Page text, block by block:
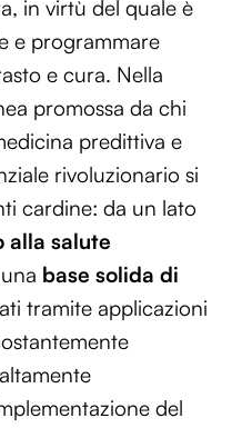
in virtù del quale è
e programmare
e cura. Nella
promossa da chi
predittiva e
rivoluzionario si
cardine: da un lato
alla salute
base solida di
tramite applicazioni
del